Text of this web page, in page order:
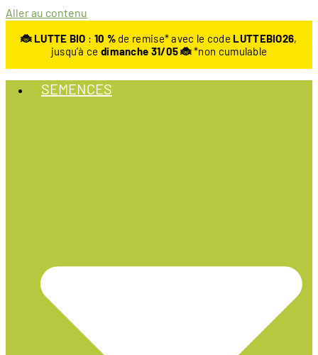
Aller au contenu
🐞 LUTTE BIO : 10 %de remise* avec le code LUTTEBIO26,
jusqu’à ce dimanche 31/05 🐞*non cumulable
SEMENCES